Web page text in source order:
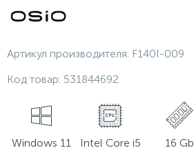
Артикул производителя: F140I-009
Код товар: 531844692
Windows 11 Intel Core i5 16 Gb